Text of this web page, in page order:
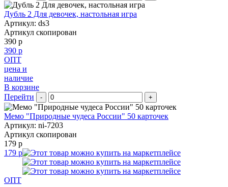
Дубль 2 Для девочек, настольная игра
Артикул: ds3
Артикул скопирован
390 р
390 р
ОПТ
цена и
наличие
В корзине
Перейти
- +
Мемо "Природные чудеса России" 50 карточек
Артикул: ni-7203
Артикул скопирован
179 р
179 р
ОПТ